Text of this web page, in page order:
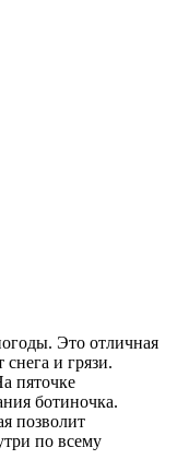
Это отличная
и грязи.
пяточке
ботиночка.
позволит
по всему